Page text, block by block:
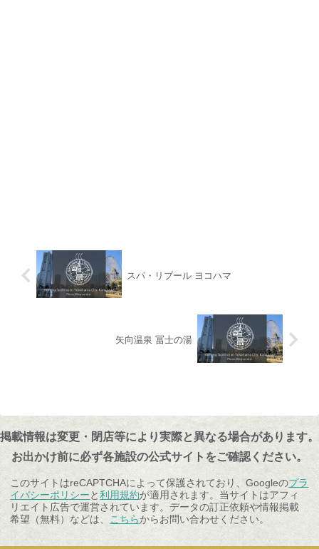
スパ・リブール ヨコハマ
矢向温泉 冨士の湯
掲載情報は変更・閉店等により実際と異なる場合があります。
お出かけ前に必ず各施設の公式サイトをご確認ください。
このサイトはreCAPTCHAによって保護されており、Googleのプラ
イバシーポリシーと利用規約が適用されます。当サイトはアフィ
リエイト広告で運営されています。データの訂正依頼や情報掲載
希望（無料）などは、 こちらからお問い合わせください。